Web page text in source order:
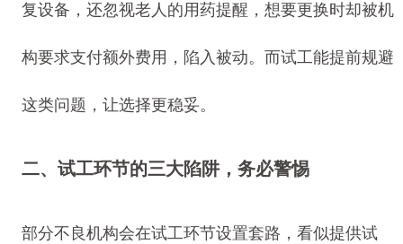
复设备，还忽视老人的用药提醒，想要更换时却被机
构要求支付额外费用，陷入被动。而试工能提前规避
这类问题，让选择更稳妥。
二、试工环节的三大陷阱，务必警惕
部分不良机构会在试工环节设置套路，看似提供试